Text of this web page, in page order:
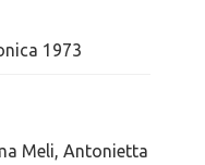
1973
Meli, Antonietta